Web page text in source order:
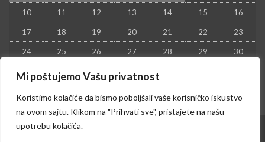
Mi poštujemo Vašu privatnost
Koristimo kolačiće da bismo poboljšali vaše korisničko iskustvo
na ovom sajtu. Klikom na "Prihvati sve", pristajete na našu
upotrebu kolačića.
10 11 12 13 14 15 16
17 18 19 20 21 22 23
24 25 26 27 28 29 30
31